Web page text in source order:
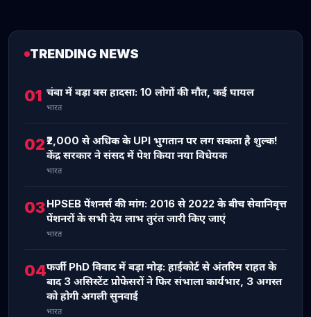
TRENDING NEWS
01 चंबा में बड़ा बस हादसा: 10 लोगों की मौत, कई घायल
भारत
02₹2,000 से अधिक के UPI भुगतान पर लग सकता है शुल्क!
केंद्र सरकार ने संसद में पेश किया नया विधेयक
भारत
03HPSEB पेंशनर्स की मांग: 2016 से 2022 के बीच सेवानिवृत्त
पेंशनरों के सभी देय लाभ तुरंत जारी किए जाएं
भारत
04फर्जी PhD विवाद में बड़ा मोड़: हाईकोर्ट से अंतरिम राहत के
बाद 3 असिस्टेंट प्रोफेसरों ने फिर संभाला कार्यभार, 3 अगस्त
को होगी अगली सुनवाई
भारत